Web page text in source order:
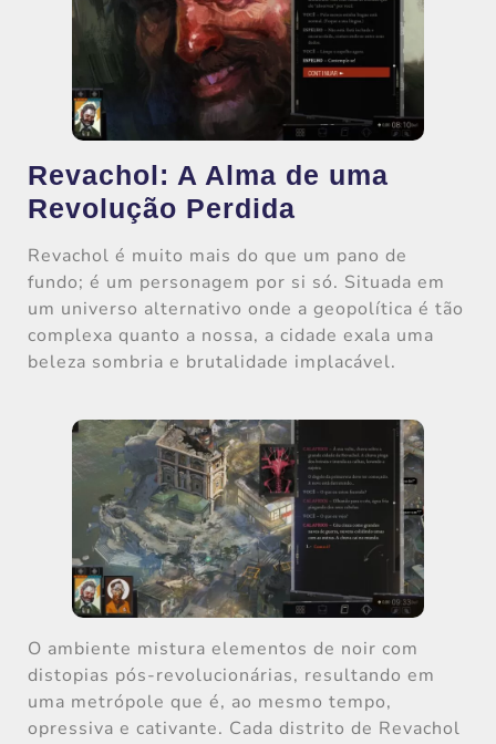
Revachol: A Alma de uma
Revolução Perdida
Revachol é muito mais do que um pano de
fundo; é um personagem por si só. Situada em
um universo alternativo onde a geopolítica é tão
complexa quanto a nossa, a cidade exala uma
beleza sombria e brutalidade implacável.
O ambiente mistura elementos de noir com
distopias pós-revolucionárias, resultando em
uma metrópole que é, ao mesmo tempo,
opressiva e cativante. Cada distrito de Revachol